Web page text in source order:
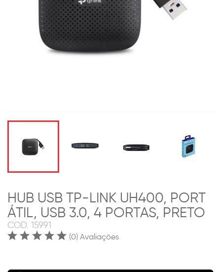
HUB USB TP-LINK UH400, PORT
ÁTIL, USB 3.0, 4 PORTAS, PRETO
COD. 15991
(0) Avaliações